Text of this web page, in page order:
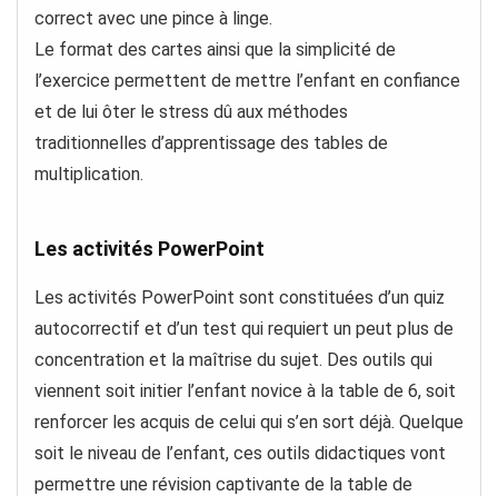
correct avec une pince à linge.
Le format des cartes ainsi que la simplicité de
l’exercice permettent de mettre l’enfant en confiance
et de lui ôter le stress dû aux méthodes
traditionnelles d’apprentissage des tables de
multiplication.
Les activités PowerPoint
Les activités PowerPoint sont constituées d’un quiz
autocorrectif et d’un test qui requiert un peut plus de
concentration et la maîtrise du sujet. Des outils qui
viennent soit initier l’enfant novice à la table de 6, soit
renforcer les acquis de celui qui s’en sort déjà. Quelque
soit le niveau de l’enfant, ces outils didactiques vont
permettre une révision captivante de la table de